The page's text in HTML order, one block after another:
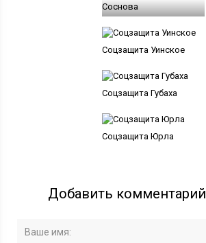
Соснова
Соцзащита Уинское
Соцзащита Губаха
Соцзащита Юрла
Добавить комментарий